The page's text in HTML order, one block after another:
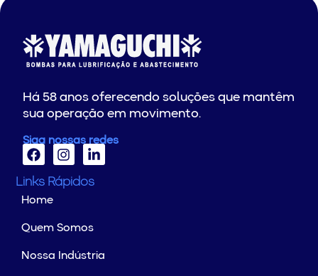
Há 58 anos oferecendo soluções que mantêm
sua operação em movimento.
Siga nossas redes
Links Rápidos
Home
Quem Somos
Nossa Indústria